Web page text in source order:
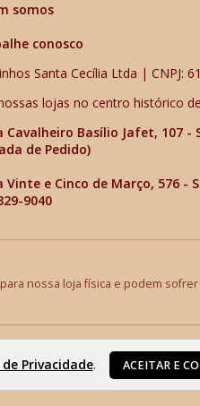
somos
conosco
Santa Cecília Ltda | CNPJ:
lojas no centro histórico
Cavalheiro Basílio Jafet, 107 -
de Pedido)
Vinte e Cinco de Março, 576 -
9040
nossa loja física e podem
Privacidade. ACEITAR E